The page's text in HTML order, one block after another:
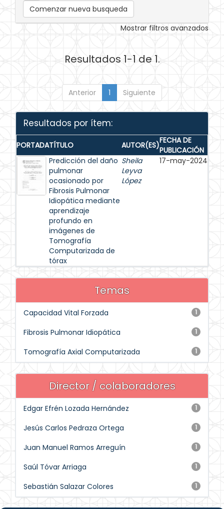
Comenzar nueva busqueda
Mostrar filtros avanzados
Resultados 1-1 de 1.
Anterior 1 Siguiente
Resultados por ítem:
PORTADATÍTULO AUTOR(ES)FECHA DE
PUBLICACIÓN
Predicción del daño
pulmonar
ocasionado por
Fibrosis Pulmonar
Idiopática mediante
aprendizaje
profundo en
imágenes de
Tomografía
Computarizada de
tórax
Sheila
Leyva
López
17-may-2024
Temas
1
Capacidad Vital Forzada
1
Fibrosis Pulmonar Idiopática
1
Tomografía Axial Computarizada
Director / colaboradores
1
Edgar Efrén Lozada Hernández
1
Jesús Carlos Pedraza Ortega
1
Juan Manuel Ramos Arreguín
1
Saúl Tóvar Arriaga
1
Sebastián Salazar Colores